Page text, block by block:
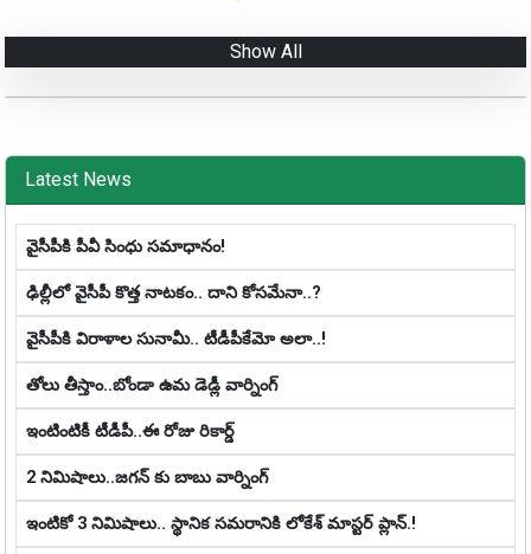
Show All
Latest News
వైసీపీకి పీవీ సింధు సమాధానం!
ఢిల్లీలో వైసీపీ కొత్త నాట‌కం.. దాని కోస‌మేనా..?
వైసీపీకి విరాళాల సునామీ.. టీడీపీకేమో అలా..!
తోలు తీస్తాం..బోండా ఉమ డెడ్లీ వార్నింగ్
ఇంటింటికీ టీడీపీ..ఈ రోజు రికార్డ్
2 నిమిషాలు..జగన్ కు బాబు వార్నింగ్
ఇంటికో 3 నిమిషాలు.. స్థానిక స‌మ‌రానికి లోకేశ్ మాస్ట‌ర్ ప్లాన్‌.!